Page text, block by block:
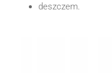
deszczem.